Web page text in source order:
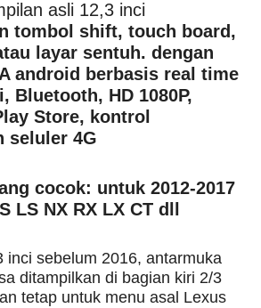
asli 12,3 inci
tombol shift, touch board,
layar sentuh. dengan
android berbasis real time
Bluetooth, HD 1080P,
Store, kontrol
seluler 4G
cocok: untuk 2012-2017
LS NX RX LX CT dll
inci sebelum 2016, antarmuka
ditampilkan di bagian kiri 2/3
tetap untuk menu asal Lexus